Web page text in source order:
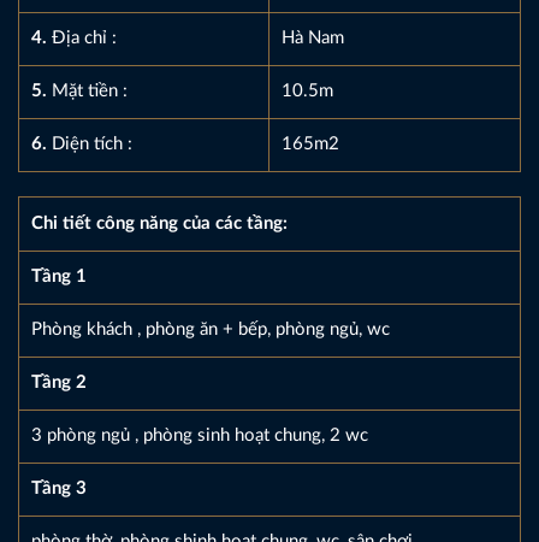
4. Địa chỉ : Hà Nam
5. Mặt tiền : 10.5m
6. Diện tích : 165m2
Chi tiết công năng của các tầng:
Tầng 1
Phòng khách , phòng ăn + bếp, phòng ngủ, wc
Tầng 2
3 phòng ngủ , phòng sinh hoạt chung, 2 wc
Tầng 3